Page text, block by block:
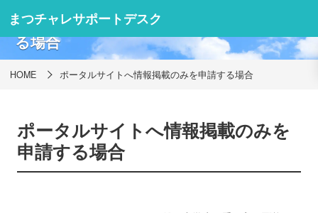
まつチャレサポートデスク
ポータルサイトへ情報掲載のみを申請す
る場合
HOME ポータルサイトへ情報掲載のみを申請する場合
ポータルサイトへ情報掲載のみを
申請する場合